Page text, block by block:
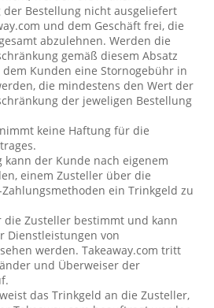
der Bestellung nicht ausgeliefert
und dem Geschäft frei, die
abzulehnen. Werden die
gemäß diesem Absatz
Kunden eine Stornogebühr in
die mindestens den Wert der
der jeweligen Bestellung
keine Haftung für die
kann der Kunde nach eigenem
einem Zusteller über die
ein Trinkgeld zu
die Zusteller bestimmt und kann
Dienstleistungen von
werden. Takeaway.com tritt
und Überweiser der
das Trinkgeld an die Zusteller,